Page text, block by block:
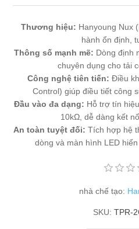
Thương hiệu: Hanyoung Nux
hành ổn định,
Thông số mạnh mẽ: Dòng định
chuyên dụng cho tải
Công nghệ tiên tiến: Điều
Control) giúp điều tiết công
Đầu vào đa dạng: Hỗ trợ tín
10kΩ, dễ dàng kết
An toàn tuyệt đối: Tích hợp hệ
dòng và màn hình LED
nhà chế tạo:
SKU: TPR-